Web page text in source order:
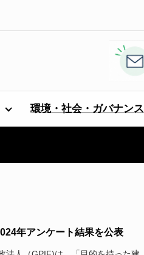
環境・社会・ガバナンス
年アンケート結果を公表